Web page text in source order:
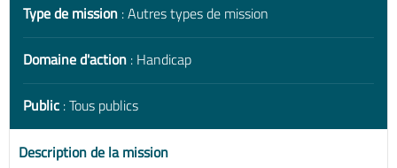
Type de mission : Autres types de mission
Domaine d'action : Handicap
Public : Tous publics
Description de la mission